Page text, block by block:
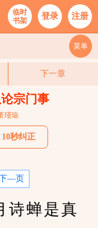
临时
书架
登录 注册
菜单
下一章
宗门事
瑾瑜
10秒纠正
—页
蝉是真